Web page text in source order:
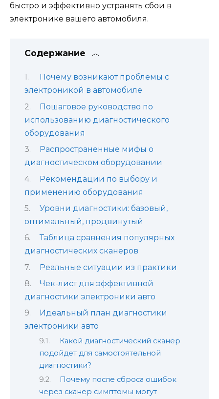
быстро и эффективно устранять сбои в
электронике вашего автомобиля.
Содержание
Почему возникают проблемы с
электроникой в автомобиле
Пошаговое руководство по
использованию диагностического
оборудования
Распространенные мифы о
диагностическом оборудовании
Рекомендации по выбору и
применению оборудования
Уровни диагностики: базовый,
оптимальный, продвинутый
Таблица сравнения популярных
диагностических сканеров
Реальные ситуации из практики
Чек-лист для эффективной
диагностики электроники авто
Идеальный план диагностики
электроники авто
Какой диагностический сканер
подойдет для самостоятельной
диагностики?
Почему после сброса ошибок
через сканер симптомы могут